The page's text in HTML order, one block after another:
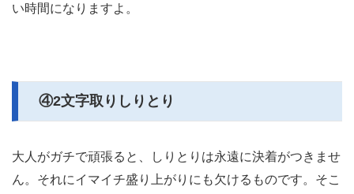
い時間になりますよ。
④2文字取りしりとり
大人がガチで頑張ると、しりとりは永遠に決着がつきませ
ん。それにイマイチ盛り上がりにも欠けるものです。そこ